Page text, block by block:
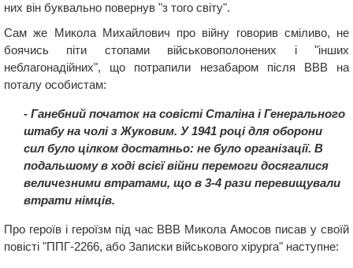
них він буквально повернув "з того світу".
Сам же Микола Михайлович про війну говорив сміливо, не
боячись піти стопами військовополонених і "інших
неблагонадійних", що потрапили незабаром після ВВВ на
поталу особистам:
- Ганебний початок на совісті Сталіна і Генерального
штабу на чолі з Жуковим. У 1941 році для оборони
сил було цілком достатньо: не було організації. В
подальшому в ході всієї війни перемоги досягалися
величезними втратами, що в 3-4 рази перевищували
втрати німців.
Про героїв і героїзм під час ВВВ Микола Амосов писав у своїй
повісті "ППГ-2266, або Записки військового хірурга" наступне: